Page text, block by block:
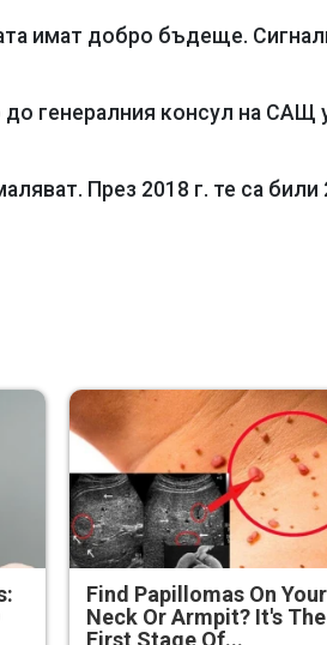
имат добро бъдеще.
генералния консул на САЩ
През 2018 г. те са били
Find Papillomas On Your
Neck Or Armpit? It's The
First Stage Of...